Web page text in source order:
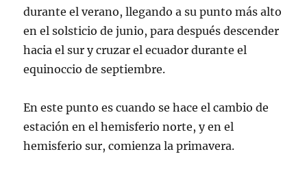
durante el verano, llegando a su punto más alto
en el solsticio de junio, para después descender
hacia el sur y cruzar el ecuador durante el
equinoccio de septiembre.
En este punto es cuando se hace el cambio de
estación en el hemisferio norte, y en el
hemisferio sur, comienza la primavera.